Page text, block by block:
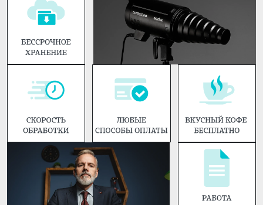
ПОТЕРЯЛИ ФОТО?
НЕ БЕДА,
НАПИШИТЕ МНЕ, Я
СНОВА. ХОТЬ
ЧЕРЕЗ 5 ЛЕТ